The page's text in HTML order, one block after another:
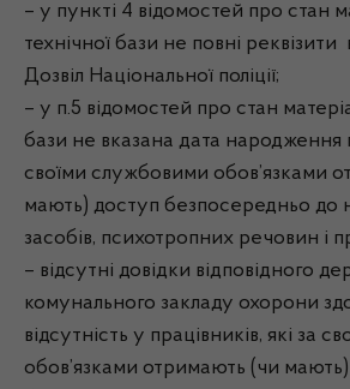
– у пункті 4 відомостей про стан
технічної бази не повні
Дозвіл Національної поліції;
– у п.5 відомостей про стан
бази не вказана дата народження
своїми службовими обов’язками
мають) доступ безпосередньо до
засобів, психотропних речовин і
– відсутні довідки відповідного
комунального закладу охорони
відсутність у працівників, які за
обов’язками отримають (чи